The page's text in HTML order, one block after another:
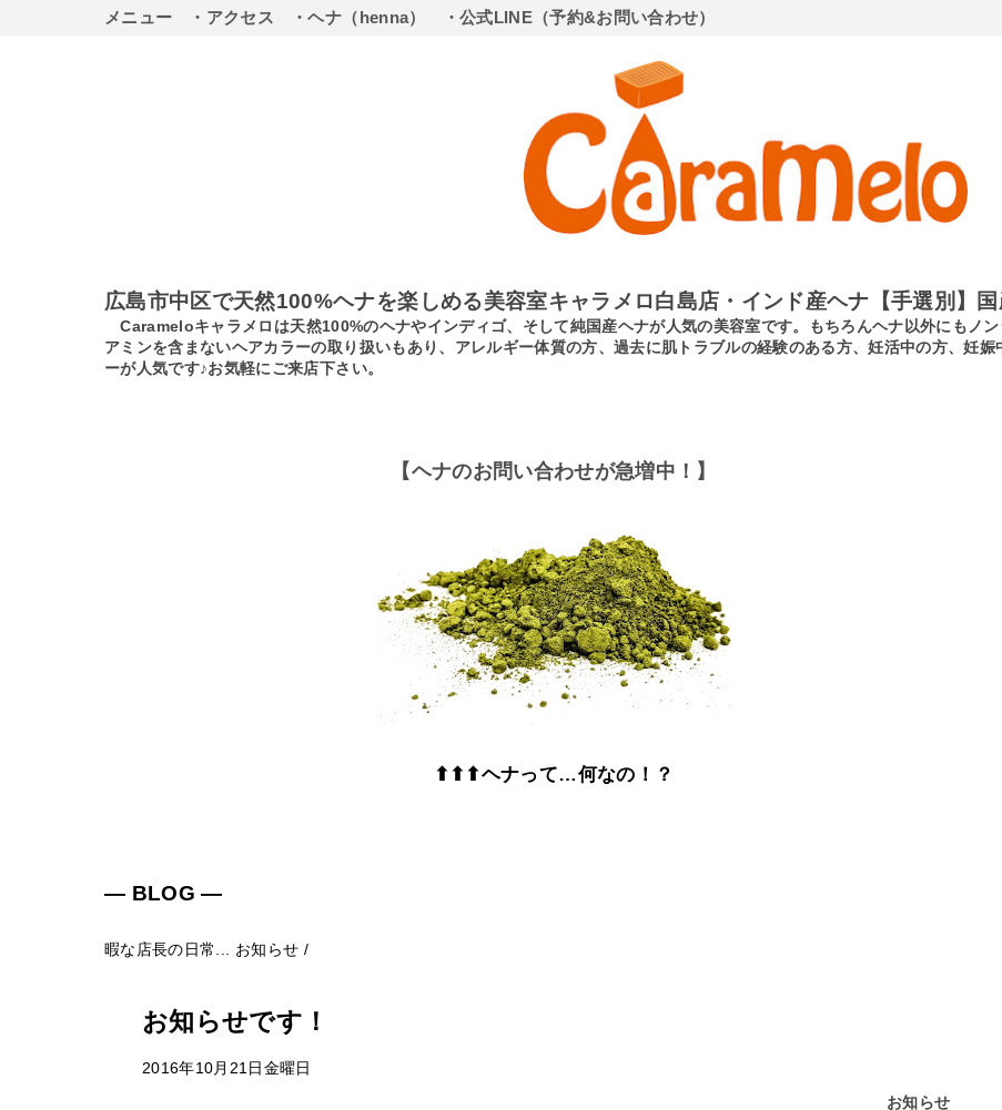
メニュー ・アクセス ・ヘナ（henna） ・公式LINE（予約&お問い合わせ）
広島市中区で天然100%ヘナを楽しめる美容室キャラメロ白島店・インド産ヘナ【手選別】国
Carameloキャラメロは天然100%のヘナやインディゴ、そして純国産ヘナが人気の美容室です。もちろんヘナ以外にもノ
アミンを含まないヘアカラーの取り扱いもあり、アレルギー体質の方、過去に肌トラブルの経験のある方、妊活中の方、妊
ーが人気です♪お気軽にご来店下さい。
【ヘナのお問い合わせが急増中！】
⬆⬆⬆ヘナって…何なの！？
― BLOG ―
暇な店長の日常... お知らせ /
お知らせです！
2016年10月21日金曜日
お知らせ